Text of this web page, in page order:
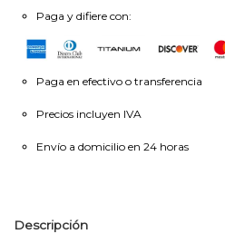
Paga y difiere con:
Paga en efectivo o transferencia
Precios incluyen IVA
Envío a domicilio en 24 horas
Descripción